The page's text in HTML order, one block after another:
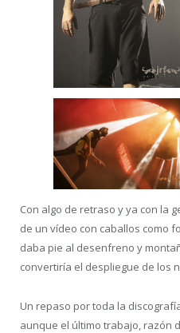
Con algo de retraso y ya con la
de un vídeo con caballos como
daba pie al desenfreno y
convertiría el despliegue de los
Un repaso por toda la
aunque el último trabajo, razón